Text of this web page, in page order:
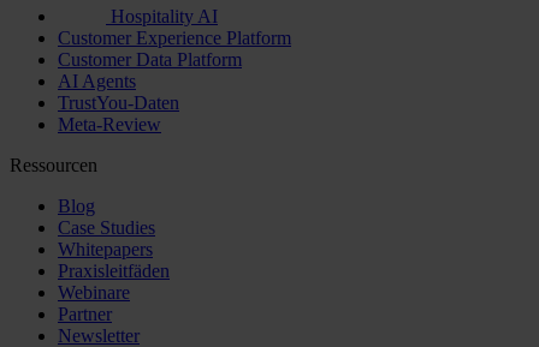
Hospitality AI
Customer Experience Platform
Customer Data Platform
AI Agents
TrustYou-Daten
Meta-Review
Ressourcen
Blog
Case Studies
Whitepapers
Praxisleitfäden
Webinare
Partner
Newsletter